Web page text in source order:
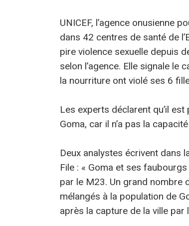
UNICEF, l’agence onusienne
dans 42 centres de santé de
pire violence sexuelle depuis
selon l’agence. Elle signale le
la nourriture ont violé ses 6
Les experts déclarent qu’il
Goma, car il n’a pas la
Deux analystes écrivent dans
File : « Goma et ses
par le M23. Un grand nombre
mélangés à la population de
après la capture de la ville par